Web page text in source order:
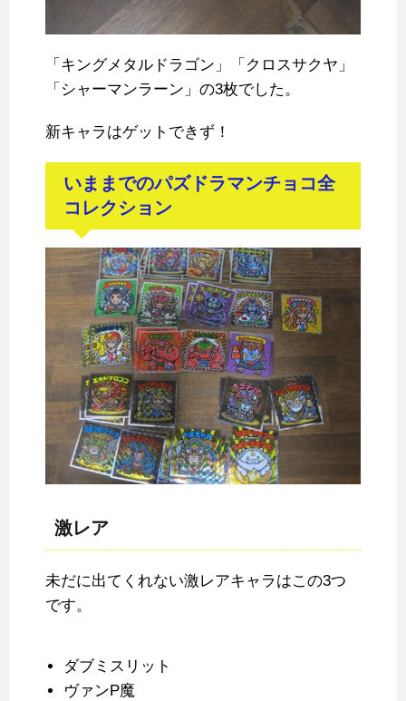
「キングメタルドラゴン」「クロスサクヤ」
「シャーマンラーン」の3枚でした。
新キャラはゲットできず！
いままでのパズドラマンチョコ全
コレクション
激レア
未だに出てくれない激レアキャラはこの3つ
です。
ダブミスリット
ヴァンP魔